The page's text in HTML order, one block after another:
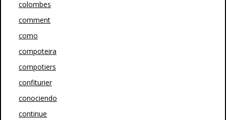
colombes
comment
como
compoteira
compotiers
confiturier
conociendo
continue